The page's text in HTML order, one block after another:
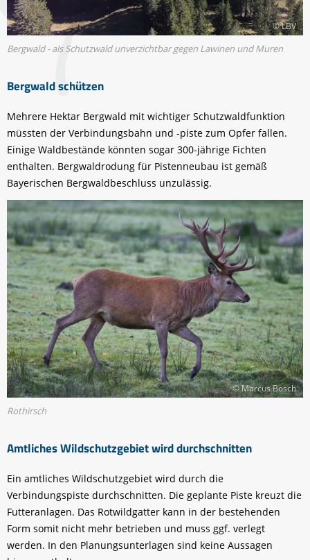
Bergwald schützen
© LBV
Bergwald - als Schutzwald unverzichtbar gegen Lawinen und Muren
Mehrere Hektar Bergwald mit wichtiger Schutzwaldfunktion
müssten der Verbindungsbahn und -piste zum Opfer fallen.
Einige Waldbestände könnten sogar 300-jährige Fichten
enthalten. Bergwaldrodung für Pistenneubau ist gemäß
Bayerischen Bergwaldbeschluss unzulässig.
Amtliches Wildschutzgebiet wird durchschnitten
© Marcus Bosch
Rothirsch
Ein amtliches Wildschutzgebiet wird durch die
Verbindungspiste durchschnitten. Die geplante Piste kreuzt die
Futteranlagen. Das Rotwildgatter kann in der bestehenden
Form somit nicht mehr betrieben und muss ggf. verlegt
werden. In den Planungsunterlagen sind keine Aussagen